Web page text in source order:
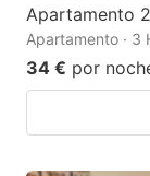
Apartamento
Apartamento · 3
34 € por